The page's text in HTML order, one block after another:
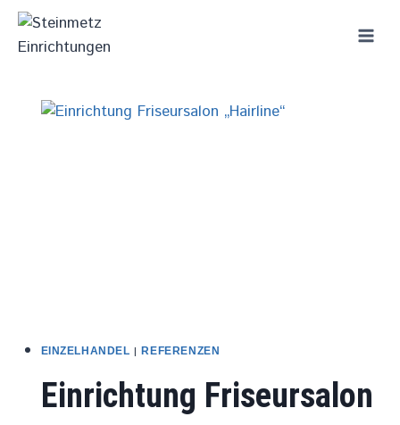
Zum
Inhalt
springen
EINZELHANDEL |REFERENZEN
Einrichtung Friseursalon